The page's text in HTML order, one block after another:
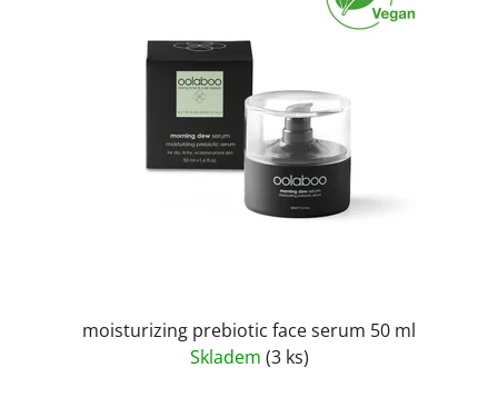
moisturizing prebiotic face serum 50 ml
Skladem (3 ks)